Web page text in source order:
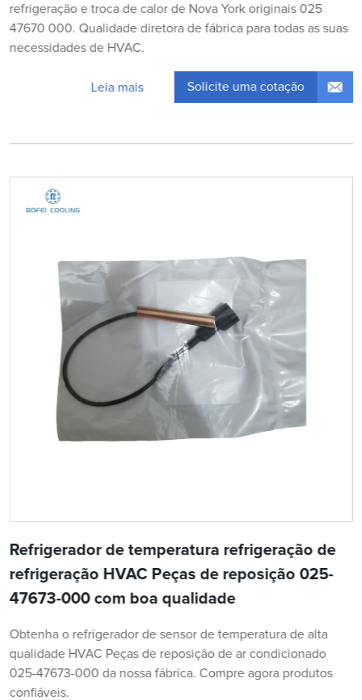
refrigeração e troca de calor de Nova York originais 025
47670 000. Qualidade diretora de fábrica para todas as suas
necessidades de HVAC.
Leia mais Solicite uma cotação
Refrigerador de temperatura refrigeração de
refrigeração HVAC Peças de reposição 025-
47673-000 com boa qualidade
Obtenha o refrigerador de sensor de temperatura de alta
qualidade HVAC Peças de reposição de ar condicionado
025-47673-000 da nossa fábrica. Compre agora produtos
confiáveis.